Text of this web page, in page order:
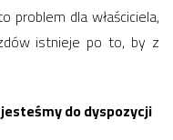
problem dla właściciela,
istnieje po to, by z
do dyspozycji